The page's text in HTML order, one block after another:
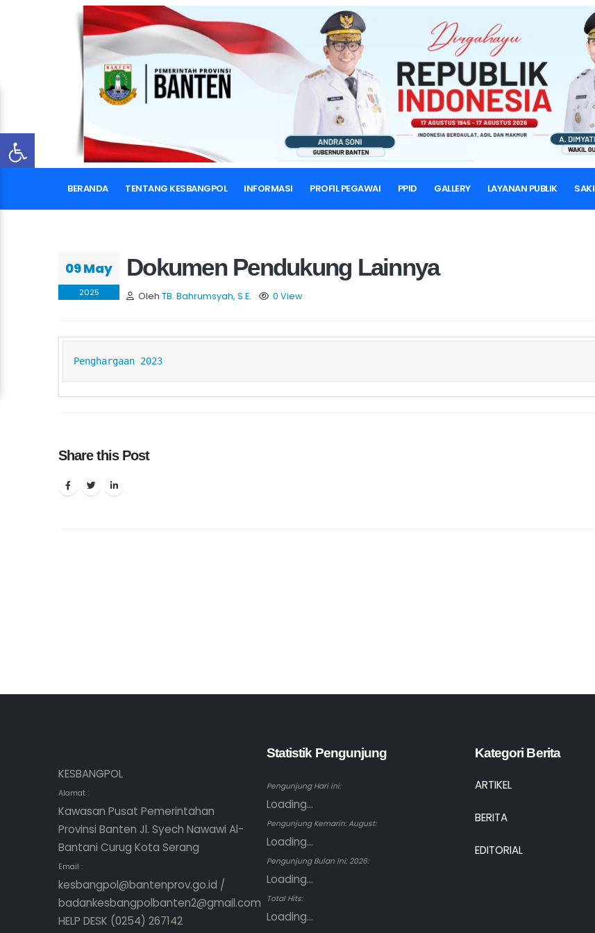
BERANDA TENTANG KESBANGPOL INFORMASI PROFIL PEGAWAI PPID GALLERY LAYANAN PUBLIK
Dokumen Pendukung
SAKIP
BERANDA DOKUMEN PENDUKUNG LAINNYA
09 May
2025
Dokumen Pendukung Lainnya
Oleh TB. Bahrumsyah, S.E. 0 View
Penghargaan 2023
Share this Post
KESBANGPOL
Alamat :
Kawasan Pusat Pemerintahan
Provinsi Banten Jl. Syech Nawawi Al-
Bantani Curug Kota Serang
Email :
kesbangpol@bantenprov.go.id /
badankesbangpolbanten2@gmail.com
HELP DESK (0254) 267142
Statistik Pengunjung
Pengunjung Hari ini:
Loading...
Pengunjung Kemarin: August:
Loading...
Pengunjung Bulan ini: 2026:
Loading...
Total Hits:
Loading...
Kategori Berita
ARTIKEL
BERITA
EDITORIAL